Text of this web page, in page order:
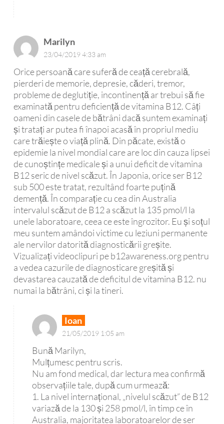
Marilyn
23/04/2019 4:33 am
Orice persoană care suferă de ceață cerebrală,
pierderi de memorie, depresie, căderi, tremor,
probleme de deglutiție, incontinență ar trebui să fie
examinată pentru deficiență de vitamina B12. Câți
oameni din casele de bătrâni dacă suntem examinați
și tratați ar putea fi înapoi acasă în propriul mediu
care trăiește o viață plină. Din păcate, există o
epidemie la nivel mondial care are loc din cauza lipsei
de cunoștințe medicale și a unui deficit de vitamina
B12 seric de nivel scăzut. În Japonia, orice ser B12
sub 500 este tratat, rezultând foarte puțină
demență. În comparație cu cea din Australia
intervalul scăzut de B12 a scăzut la 135 pmol/l la
unele laboratoare, ceea ce este îngrozitor. Eu și soțul
meu suntem amândoi victime cu leziuni permanente
ale nervilor datorită diagnosticării greșite.
Vizualizați videoclipuri pe b12awareness.org pentru
a vedea cazurile de diagnosticare greșită și
devastarea cauzată de deficitul de vitamina B12. nu
numai la bătrâni, ci și la tineri.
Ioan
21/05/2019 1:05 am
Bună Marilyn,
Mulțumesc pentru scris.
Nu am fond medical, dar lectura mea confirmă
observațiile tale, după cum urmează:
1. La nivel internațional, „nivelul scăzut” de B12
variază de la 130 și 258 pmol/l, în timp ce în
Australia, majoritatea laboratoarelor de ser